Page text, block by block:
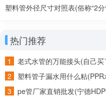
塑料管外径尺寸对照表(俗称“2
热门推荐
老式水管的万能接头(自己
管子，又从网上买了个万能
龙头上老是往外漏水怎么办)
塑料管子漏水用什么粘
么胶可以粘牢)
pe管厂家直销批发(宁德